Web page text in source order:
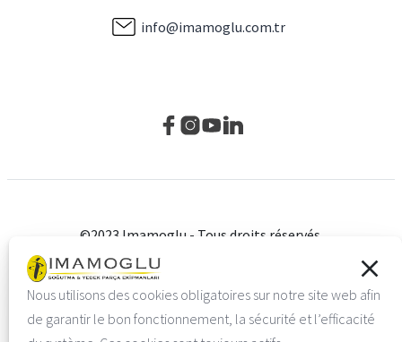
Nous utilisons des cookies obligatoires sur notre site web afin
de garantir le bon fonctionnement, la sécurité et l’efficacité
info@imamoglu.com.tr
©2023 Imamoglu - Tous droits réservés.
politique de confidentialité
Çerez Ayarları
KVKK et texte d'information
Vayes Creative Web Agency